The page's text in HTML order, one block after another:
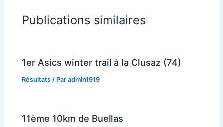
Publications similaires
1er Asics winter trail à la Clusaz (74)
Résultats / Paradmin1919
11ème 10km de Buellas